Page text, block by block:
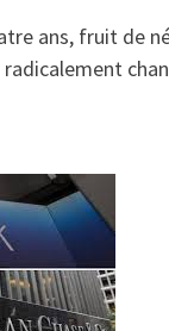
ans, fruit de
radicalement